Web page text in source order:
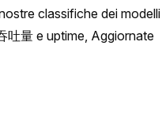
classifiche dei
吐量 e uptime, Aggiornate